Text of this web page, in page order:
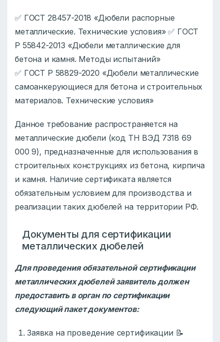
✅ ГОСТ 28457-2018 «Дюбели распорные
металлические. Технические условия» ✅ ГОСТ
Р 55842-2013 «Дюбели металлические для
бетона и камня. Методы испытаний»
✅ ГОСТ Р 58829-2020 «Дюбели металлические
самоанкерующиеся для бетона и строительных
материалов. Технические условия»
Данное требование распространяется на
металлические дюбели (код ТН ВЭД 7318 69
000 9), предназначенные для использования в
строительных конструкциях из бетона, кирпича
и камня. Наличие сертификата является
обязательным условием для производства и
реализации таких дюбелей на территории РФ.
Документы для сертификации
металлических дюбелей
Для проведения обязательной сертификации
металлических дюбелей заявитель должен
предоставить в орган по сертификации
следующий пакет документов:
Заявка на проведение сертификации 📝